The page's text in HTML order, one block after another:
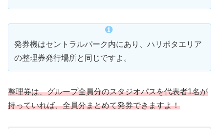
発券機はセントラルパーク内にあり、ハリポタエリア
の整理券発行場所と同じですよ。
整理券は、グループ全員分のスタジオパスを代表者1名が
持っていれば、全員分まとめて発券できますよ！